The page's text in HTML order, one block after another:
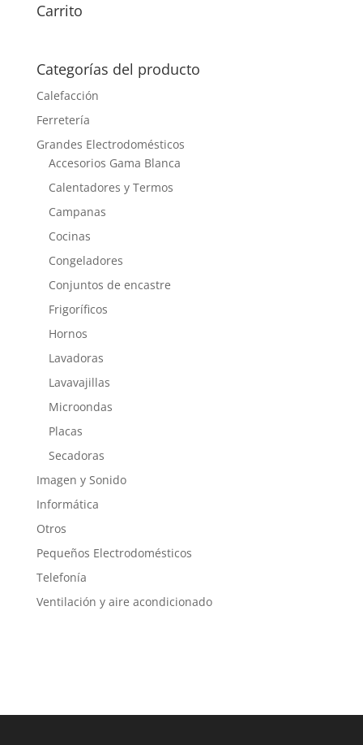
Carrito
Categorías del producto
Calefacción
Ferretería
Grandes Electrodomésticos
Accesorios Gama Blanca
Calentadores y Termos
Campanas
Cocinas
Congeladores
Conjuntos de encastre
Frigoríficos
Hornos
Lavadoras
Lavavajillas
Microondas
Placas
Secadoras
Imagen y Sonido
Informática
Otros
Pequeños Electrodomésticos
Telefonía
Ventilación y aire acondicionado